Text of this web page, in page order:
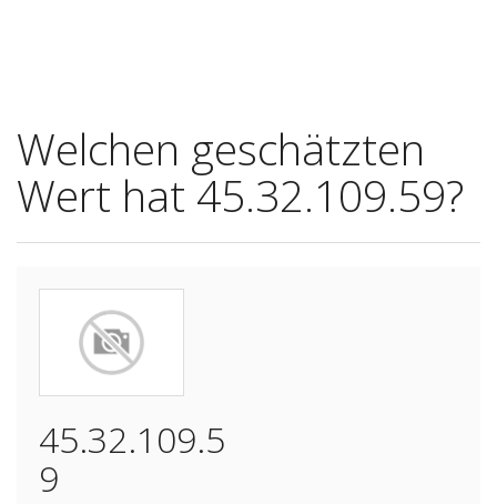
Welchen geschätzten
Wert hat 45.32.109.59?
45.32.109.5
9